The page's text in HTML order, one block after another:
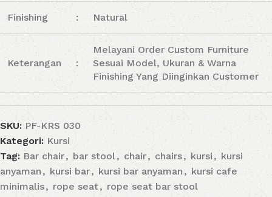
Finishing : Natural
Keterangan :
Melayani Order Custom Furniture
Sesuai Model, Ukuran & Warna
Finishing Yang Diinginkan Customer
SKU:PF-KRS 030
Kategori: Kursi
Tag: Bar chair, bar stool, chair, chairs, kursi , kursi
anyaman , kursi bar, kursi bar anyaman , kursi cafe
minimalis, rope seat, rope seat bar stool